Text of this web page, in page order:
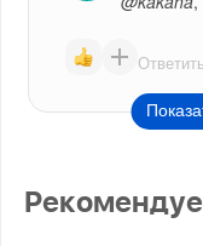
Ответить